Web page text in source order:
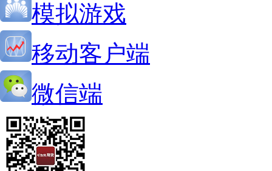
模拟游戏
移动客户端
微信端